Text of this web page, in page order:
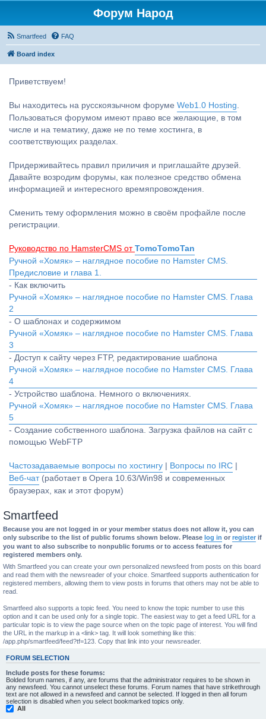
Форум Народ
Smartfeed FAQ
Board index
Приветствуем!
Вы находитесь на русскоязычном форуме Web1.0 Hosting.
Пользоваться форумом имеют право все желающие, в том
числе и на тематику, даже не по теме хостинга, в
соответствующих разделах.
Придерживайтесь правил приличия и приглашайте друзей.
Давайте возродим форумы, как полезное средство обмена
информацией и интересного времяпровождения.
Сменить тему оформления можно в своём профайле после
регистрации.
Руководство по HamsterCMS от TomoTomoTan
Ручной «Хомяк» – наглядное пособие по Hamster CMS.
Предисловие и глава 1.
- Как включить
Ручной «Хомяк» – наглядное пособие по Hamster CMS. Глава
2
- О шаблонах и содержимом
Ручной «Хомяк» – наглядное пособие по Hamster CMS. Глава
3
- Доступ к сайту через FTP, редактирование шаблона
Ручной «Хомяк» – наглядное пособие по Hamster CMS. Глава
4
- Устройство шаблона. Немного о включениях.
Ручной «Хомяк» – наглядное пособие по Hamster CMS. Глава
5
- Создание собственного шаблона. Загрузка файлов на сайт с
помощью WebFTP
Частозадаваемые вопросы по хостингу Вопросы по IRC
Веб-чат(работает в Opera 10.63/Win98 и современных
браузерах, как и этот форум)
Smartfeed
Because you are not logged in or your member status does not allow it, you can
only subscribe to the list of public forums shown below. Please log in or register if
you want to also subscribe to nonpublic forums or to access features for
registered members only.
With Smartfeed you can create your own personalized newsfeed from posts on this board
and read them with the newsreader of your choice. Smartfeed supports authentication for
registered members, allowing them to view posts in forums that others may not be able to
read.
Smartfeed also supports a topic feed. You need to know the topic number to use this
option and it can be used only for a single topic. The easiest way to get a feed URL for a
particular topic is to view the page source when on the topic page of interest. You will find
the URL in the markup in a <link> tag. It will look something like this:
/app.php/smartfeed/feed?tf=123. Copy that link into your newsreader.
FORUM SELECTION
Include posts for these forums:
Bolded forum names, if any, are forums that the administrator requires to be shown in
any newsfeed. You cannot unselect these forums. Forum names that have strikethrough
text are not allowed in a newsfeed and cannot be selected. If logged in then all forum
selection is disabled when you select bookmarked topics only.
All